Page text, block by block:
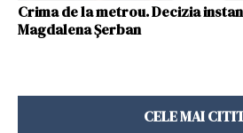
Crima de la metrou. Decizia
Magdalena Șerban
CELE MAI